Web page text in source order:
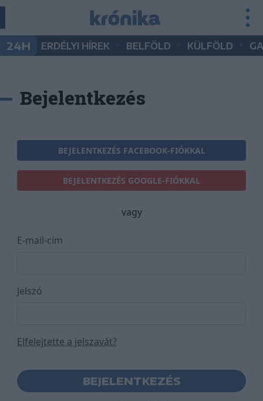
24H ERDÉLYI HÍREK BELFÖLD KÜLFÖLD
Bejelentkezés
BEJELENTKEZÉS FACEBOOK-FIÓKKAL
BEJELENTKEZÉS GOOGLE-FIÓKKAL
vagy
E-mail-cím
Jelszó
Elfelejtette a jelszavát?
BEJELENTKEZÉS